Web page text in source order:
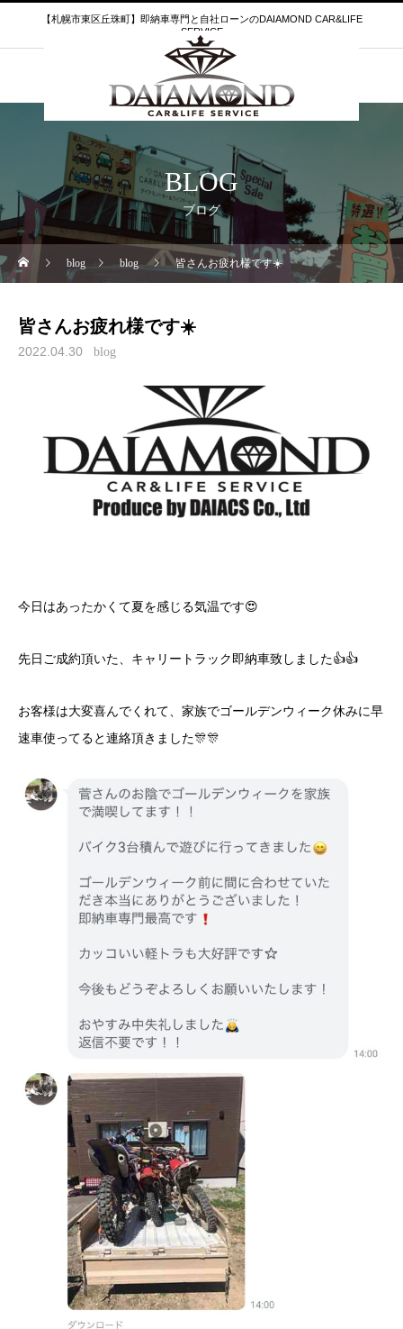
【札幌市東区丘珠町】即納車専門と自社ローンのDAIAMOND CAR&LIFE
SERVICE
BLOG
ブログ
blog blog 皆さんお疲れ様です☀️
皆さんお疲れ様です☀️
2022.04.30 blog
今日はあったかくて夏を感じる気温です😍
先日ご成約頂いた、キャリートラック即納車致しました👍👍
お客様は大変喜んでくれて、家族でゴールデンウィーク休みに早
速車使ってると連絡頂きました🎊🎊